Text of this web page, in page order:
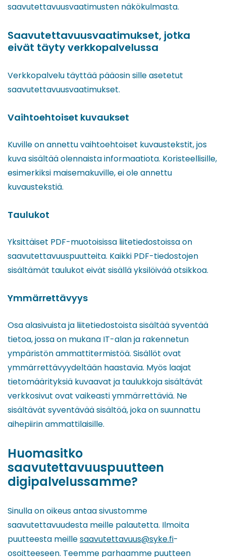
saavutettavuusvaatimusten näkökulmasta.
Saavutettavuusvaatimukset, jotka
eivät täyty verkkopalvelussa
Verkkopalvelu täyttää pääosin sille asetetut
saavutettavuusvaatimukset.
Vaihtoehtoiset kuvaukset
Kuville on annettu vaihtoehtoiset kuvaustekstit, jos
kuva sisältää olennaista informaatiota. Koristeellisille,
esimerkiksi maisemakuville, ei ole annettu
kuvaustekstiä.
Taulukot
Yksittäiset PDF-muotoisissa liitetiedostoissa on
saavutettavuuspuutteita. Kaikki PDF-tiedostojen
sisältämät taulukot eivät sisällä yksilöivää otsikkoa.
Ymmärrettävyys
Osa alasivuista ja liitetiedostoista sisältää syventää
tietoa, jossa on mukana IT-alan ja rakennetun
ympäristön ammattitermistöä. Sisällöt ovat
ymmärrettävyydeltään haastavia. Myös laajat
tietomäärityksiä kuvaavat ja taulukkoja sisältävät
verkkosivut ovat vaikeasti ymmärrettäviä. Ne
sisältävät syventävää sisältöä, joka on suunnattu
aihepiirin ammattilaisille.
Huomasitko
saavutettavuuspuutteen
digipalvelussamme?
Sinulla on oikeus antaa sivustomme
saavutettavuudesta meille palautetta. Ilmoita
puutteesta meillesaavutettavuus@syke.fi-
osoitteeseen. Teemme parhaamme puutteen